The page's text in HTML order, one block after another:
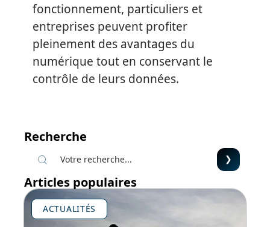
fonctionnement, particuliers et
entreprises peuvent profiter
pleinement des avantages du
numérique tout en conservant le
contrôle de leurs données.
Recherche
Articles populaires
ACTUALITÉS